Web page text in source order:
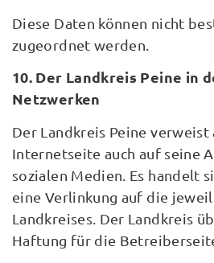
Diese Daten können nicht
zugeordnet werden.
10. Der Landkreis Peine in
Netzwerken
Der Landkreis Peine verweist
Internetseite auch auf seine
sozialen Medien. Es handelt
eine Verlinkung auf die
Landkreises. Der Landkreis
Haftung für die